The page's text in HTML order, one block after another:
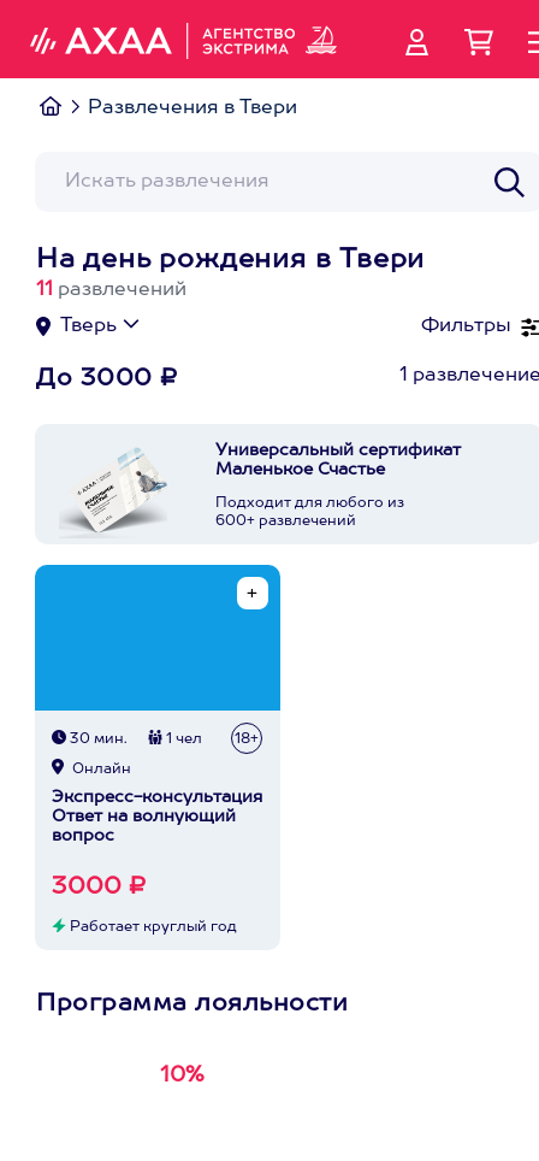
Развлечения в Твери
На день рождения в Твери
11 развлечений
Фильтры
Тверь
До 3000 ₽ 1
Универсальный сертификат
Маленькое Счастье
Подходит для любого из
600+ развлечений
30 мин. 1 чел 18+
Онлайн
Экспресс-консультация
Ответ на волнующий
вопрос
3000 ₽
Работает круглый год
Программа лояльности
10%